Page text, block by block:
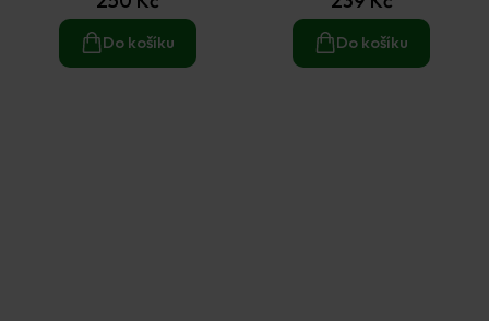
Do košíku Do košíku